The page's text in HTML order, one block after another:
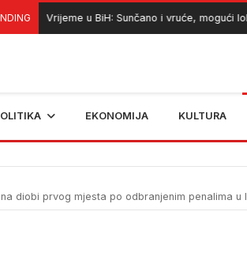
Vrijeme u BiH: Sunčano i vruće, mogući lokalni
EKONOMIJA KULTURA
diobi prvog mjesta po odbranjenim penalima